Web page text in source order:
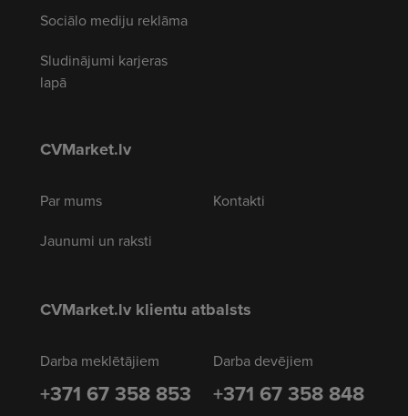
Sociālo mediju reklāma
Sludinājumi karjeras
lapā
CVMarket.lv
Par mums
Jaunumi un raksti
Kontakti
CVMarket.lv klientu atbalsts
Darba meklētājiem
+371 67 358 853
Darba devējiem
+371 67 358 848